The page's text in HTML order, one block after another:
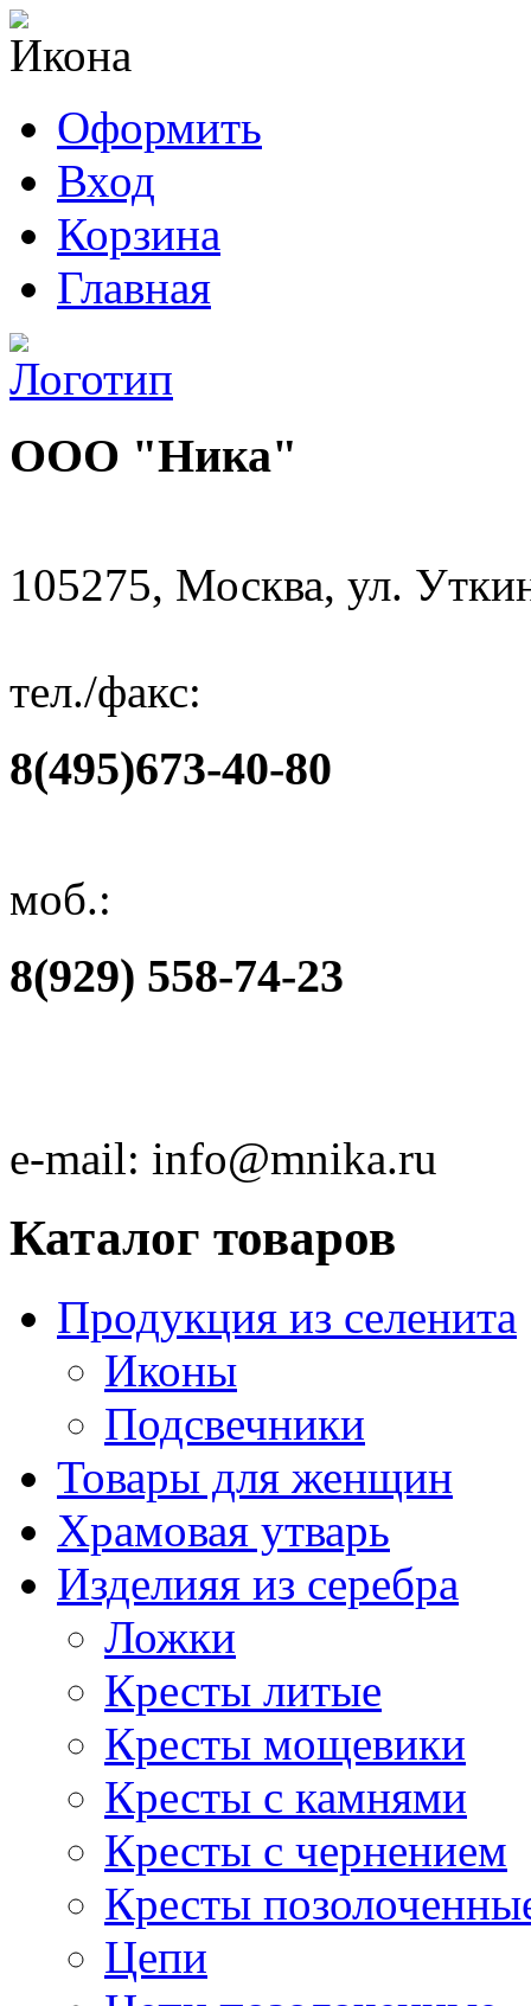
Оформить
Вход
Корзина
Главная
ООО "Ника"
105275, Москва, ул.
тел./факс:
8(495)673-40-80
моб.:
8(929) 558-74-23
e-mail: info@mnika.ru
Каталог товаров
Продукция из селенита
Иконы
Подсвечники
Товары для женщин
Храмовая утварь
Изделияя из серебра
Ложки
Кресты литые
Кресты мощевики
Кресты с камнями
Кресты с чернением
Кресты
Цепи